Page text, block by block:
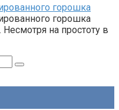
горошка
горошка
на простоту в